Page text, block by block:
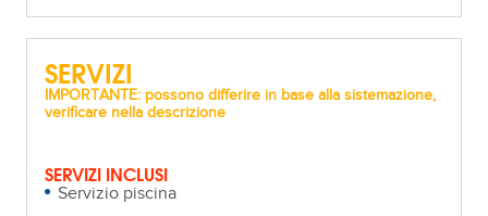
SERVIZI
IMPORTANTE: possono differire in base alla sistemazione,
verificare nella descrizione
SERVIZI INCLUSI
Servizio piscina